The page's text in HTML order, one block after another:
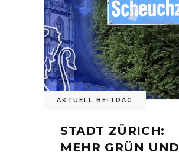
AKTUELL BEITRAG
STADT ZÜRICH:
MEHR GRÜN UND